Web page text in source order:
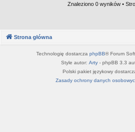
Znaleziono 0 wyników •
Strona główna
Technologię dostarcza phpBB® Forum
Style autor: Arty - phpBB 3.3
Polski pakiet językowy
Zasady ochrony danych